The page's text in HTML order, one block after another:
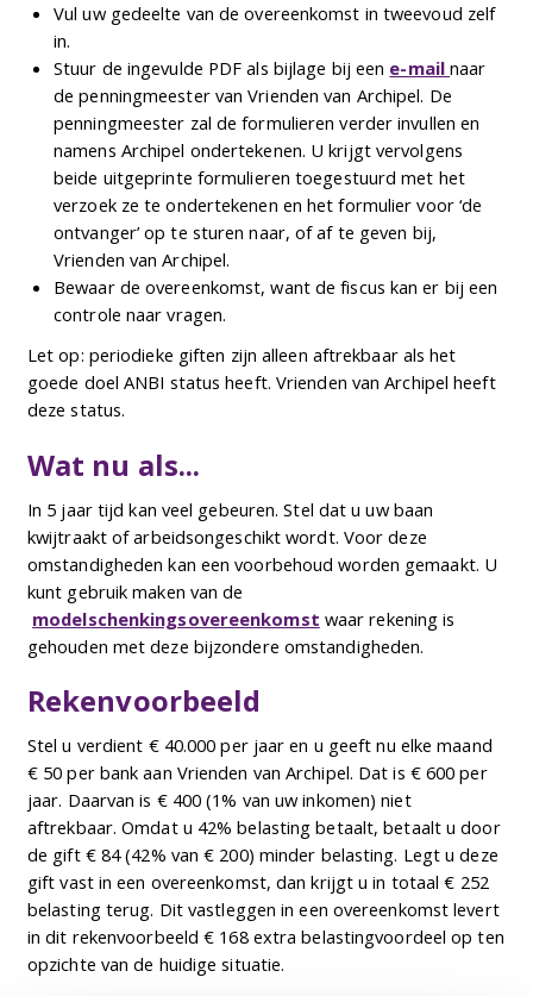
Vul uw gedeelte van de overeenkomst in tweevoud zelf
in.
Stuur de ingevulde PDF als bijlage bij een e-mailnaar
de penningmeester van Vrienden van Archipel. De
penningmeester zal de formulieren verder invullen en
namens Archipel ondertekenen. U krijgt vervolgens
beide uitgeprinte formulieren toegestuurd met het
verzoek ze te ondertekenen en het formulier voor ‘de
ontvanger’ op te sturen naar, of af te geven bij,
Vrienden van Archipel.
Bewaar de overeenkomst, want de fiscus kan er bij een
controle naar vragen.
Let op: periodieke giften zijn alleen aftrekbaar als het
goede doel ANBI status heeft. Vrienden van Archipel heeft
deze status.
Wat nu als...
In 5 jaar tijd kan veel gebeuren. Stel dat u uw baan
kwijtraakt of arbeidsongeschikt wordt. Voor deze
omstandigheden kan een voorbehoud worden gemaakt. U
kunt gebruik maken van de
modelschenkingsovereenkomst waar rekening is
gehouden met deze bijzondere omstandigheden.
Rekenvoorbeeld
Stel u verdient € 40.000 per jaar en u geeft nu elke maand
€ 50 per bank aan Vrienden van Archipel. Dat is € 600 per
jaar. Daarvan is € 400 (1% van uw inkomen) niet
aftrekbaar. Omdat u 42% belasting betaalt, betaalt u door
de gift € 84 (42% van € 200) minder belasting. Legt u deze
gift vast in een overeenkomst, dan krijgt u in totaal € 252
belasting terug. Dit vastleggen in een overeenkomst levert
in dit rekenvoorbeeld € 168 extra belastingvoordeel op ten
opzichte van de huidige situatie.